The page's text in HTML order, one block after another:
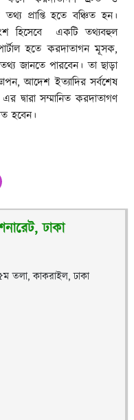
প্রাপ্তি হতে বঞ্চিত হন।
হিসেবে একটি তথ্যবহুল
হতে করদাতাগন মূসক,
জানতে পারবেন। তা ছাড়া
আদেশ ইত্যাদির সর্বশেষ
দ্বারা সম্মানিত করদাতাগণ
হবেন।
ঢাকা
তলা, কাকরাইল, ঢাকা